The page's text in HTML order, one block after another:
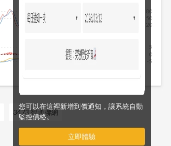
您可以在這裡新增到價通知，讓系統自動
監控價格。
立即體驗
20
50
80
-5
0
5
3473 智通聯網